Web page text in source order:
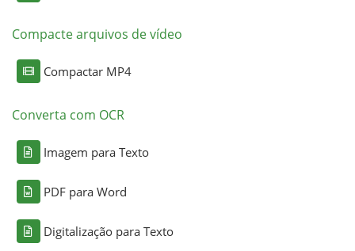
Compacte arquivos de vídeo
Compactar MP4
Converta com OCR
Imagem para Texto
PDF para Word
Digitalização para Texto